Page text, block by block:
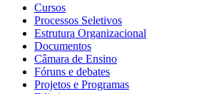
Cursos
Processos Seletivos
Estrutura Organizacional
Documentos
Câmara de Ensino
Fóruns e debates
Projetos e Programas